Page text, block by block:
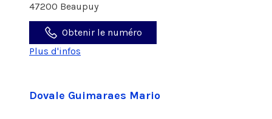
47200 Beaupuy
Obtenir le numéro
Plus d'infos
Dovale Guimaraes Mario